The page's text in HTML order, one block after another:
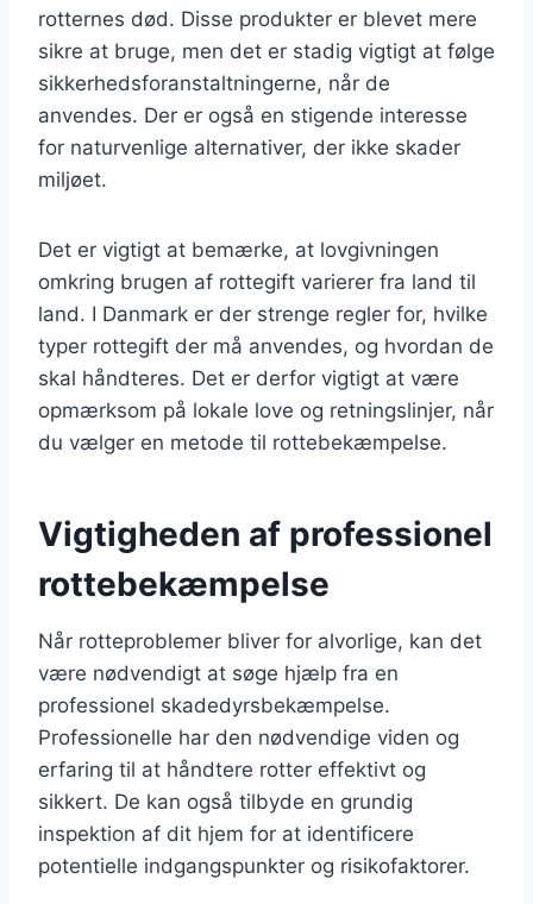
rotternes død. Disse produkter er blevet mere
sikre at bruge, men det er stadig vigtigt at følge
sikkerhedsforanstaltningerne, når de
anvendes. Der er også en stigende interesse
for naturvenlige alternativer, der ikke skader
miljøet.
Det er vigtigt at bemærke, at lovgivningen
omkring brugen af rottegift varierer fra land til
land. I Danmark er der strenge regler for, hvilke
typer rottegift der må anvendes, og hvordan de
skal håndteres. Det er derfor vigtigt at være
opmærksom på lokale love og retningslinjer, når
du vælger en metode til rottebekæmpelse.
Vigtigheden af professionel
rottebekæmpelse
Når rotteproblemer bliver for alvorlige, kan det
være nødvendigt at søge hjælp fra en
professionel skadedyrsbekæmpelse.
Professionelle har den nødvendige viden og
erfaring til at håndtere rotter effektivt og
sikkert. De kan også tilbyde en grundig
inspektion af dit hjem for at identificere
potentielle indgangspunkter og risikofaktorer.